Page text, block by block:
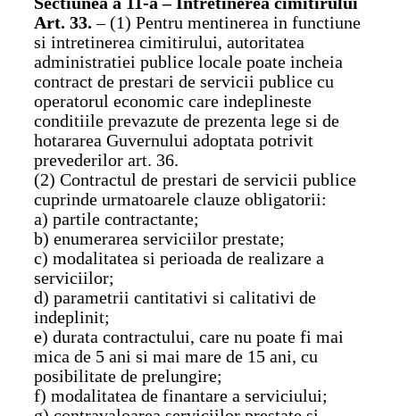
Art. 33.– (1) Pentru mentinerea in functiune
si intretinerea cimitirului, autoritatea
administratiei publice locale poate incheia
contract de prestari de servicii publice cu
operatorul economic care indeplineste
conditiile prevazute de prezenta lege si de
hotararea Guvernului adoptata potrivit
prevederilor art. 36.
(2) Contractul de prestari de servicii publice
cuprinde urmatoarele clauze obligatorii:
a) partile contractante;
b) enumerarea serviciilor prestate;
c) modalitatea si perioada de realizare a
serviciilor;
d) parametrii cantitativi si calitativi de
indeplinit;
e) durata contractului, care nu poate fi mai
mica de 5 ani si mai mare de 15 ani, cu
posibilitate de prelungire;
f) modalitatea de finantare a serviciului;